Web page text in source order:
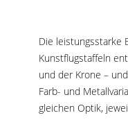
Die leistungsstarke
Kunstflugstaffeln
und der Krone –
Farb- und
gleichen Optik,